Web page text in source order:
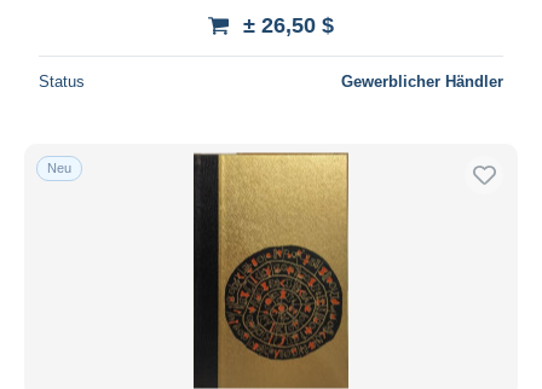
± 26,50 $
Status Gewerblicher Händler
Neu